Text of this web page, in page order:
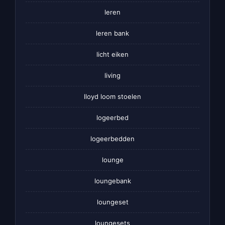
leren
leren bank
licht eiken
living
lloyd loom stoelen
logeerbed
logeerbedden
lounge
loungebank
loungeset
loungesets